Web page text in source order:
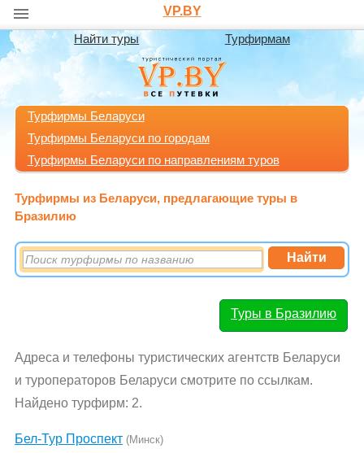
VP.BY
Найти туры Турфирмам
Турфирмы Беларуси
Турфирмы Беларуси по городам
Турфирмы Беларуси по направлениям туров
Турфирмы из Беларуси, предлагающие туры в
Бразилию
Туры в Бразилию
Адреса и телефоны туристических агентств Беларуси
и туроператоров Беларуси смотрите по ссылкам.
Найдено турфирм: 2.
Бел-Тур Проспект (Минск)